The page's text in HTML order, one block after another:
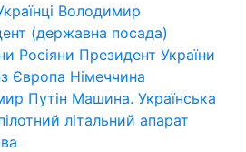
Володимир
(державна посада)
Росіяни Президент України
Європа Німеччина
Путін Машина. Українська
літальний апарат